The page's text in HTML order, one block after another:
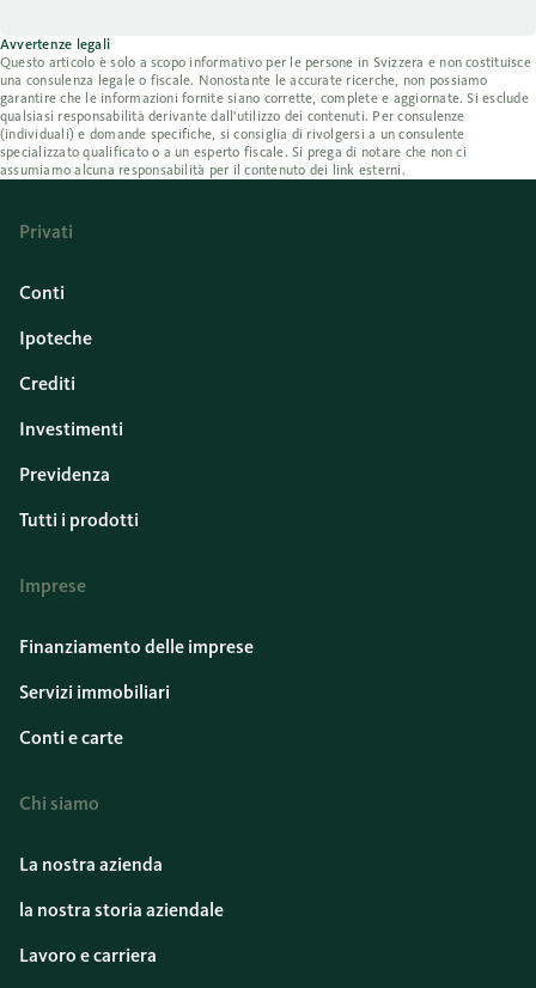
Avvertenze legali
Questo articolo è solo a scopo informativo per le persone in Svizzera e non costituisce
una consulenza legale o fiscale. Nonostante le accurate ricerche, non possiamo
garantire che le informazioni fornite siano corrette, complete e aggiornate. Si esclude
qualsiasi responsabilità derivante dall'utilizzo dei contenuti. Per consulenze
(individuali) e domande specifiche, si consiglia di rivolgersi a un consulente
specializzato qualificato o a un esperto fiscale. Si prega di notare che non ci
assumiamo alcuna responsabilità per il contenuto dei link esterni.
Privati
Conti
Ipoteche
Crediti
Investimenti
Previdenza
Tutti i prodotti
Imprese
Finanziamento delle imprese
Servizi immobiliari
Conti e carte
Chi siamo
La nostra azienda
la nostra storia aziendale
Lavoro e carriera